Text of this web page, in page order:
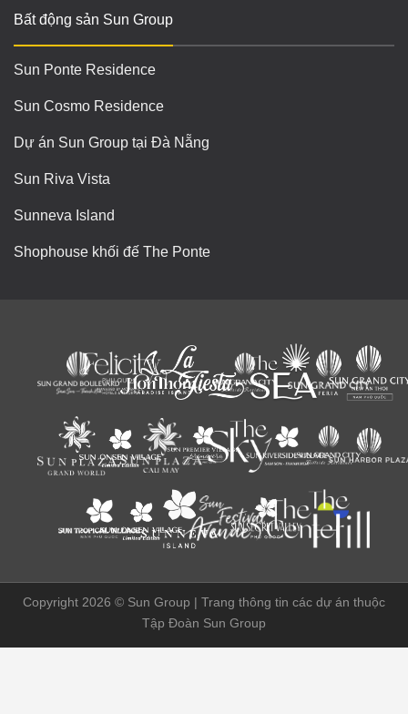
Bất động sản Sun Group
Sun Ponte Residence
Sun Cosmo Residence
Dự án Sun Group tại Đà Nẵng
Sun Riva Vista
Sunneva Island
Shophouse khối đế The Ponte
Copyright 2026 © Sun Group | Trang thông tin các dự án thuộc
Tập Đoàn Sun Group